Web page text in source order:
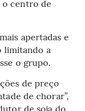
o centro de
apertadas e
limitando a
o grupo.
de preço
de chorar”,
de soja do